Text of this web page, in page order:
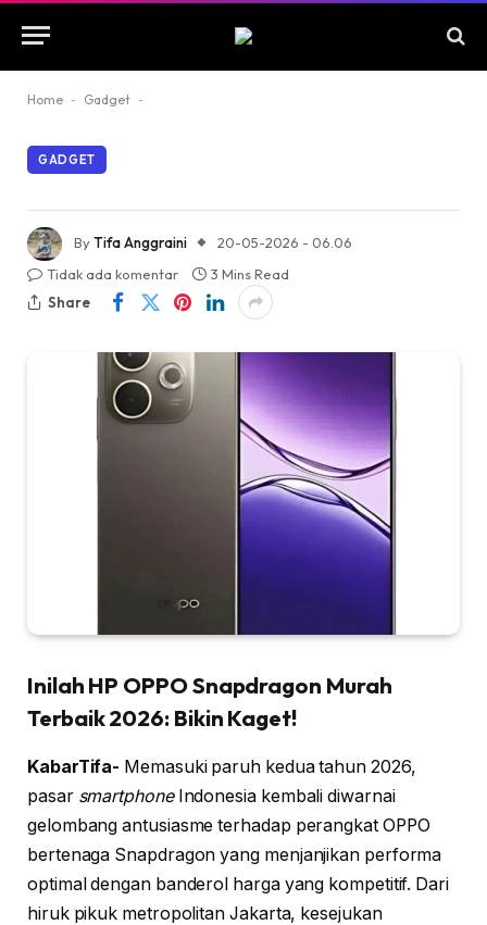
Home - Gadget -
GADGET
ByTifa Anggraini
20-05-2026 - 06.06
Tidak ada komentar
3 Mins Read
Share
Inilah HP OPPO Snapdragon Murah
Terbaik 2026: Bikin Kaget!
KabarTifa- Memasuki paruh kedua tahun 2026,
pasar smartphoneIndonesia kembali diwarnai
gelombang antusiasme terhadap perangkat OPPO
bertenaga Snapdragon yang menjanjikan performa
optimal dengan banderol harga yang kompetitif. Dari
hiruk pikuk metropolitan Jakarta, kesejukan